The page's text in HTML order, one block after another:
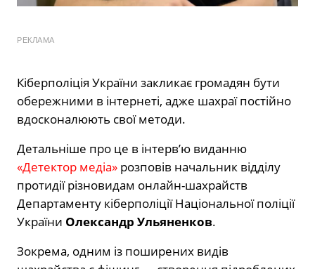
РЕКЛАМА
Кіберполіція України закликає громадян бути
обережними в інтернеті, адже шахраї постійно
вдосконалюють свої методи.
Детальніше про це в інтерв’ю виданню
«Детектор медіа» розповів начальник відділу
протидії різновидам онлайн-шахрайств
Департаменту кіберполіції Національної поліції
України Олександр Ульяненков.
Зокрема, одним із поширених видів